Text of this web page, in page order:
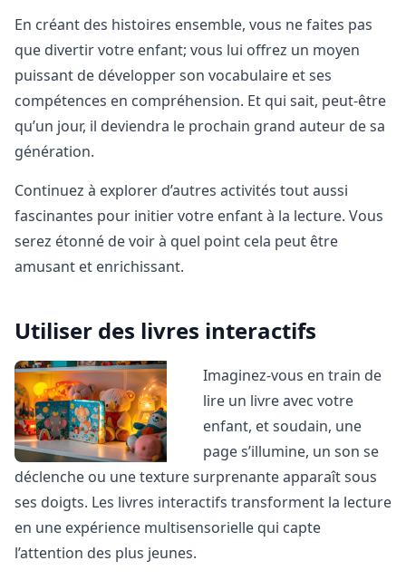
En créant des histoires ensemble, vous ne faites pas
que divertir votre enfant; vous lui offrez un moyen
puissant de développer son vocabulaire et ses
compétences en compréhension. Et qui sait, peut-être
qu’un jour, il deviendra le prochain grand auteur de sa
génération.
Continuez à explorer d’autres activités tout aussi
fascinantes pour initier votre enfant à la lecture. Vous
serez étonné de voir à quel point cela peut être
amusant et enrichissant.
Utiliser des livres interactifs
Imaginez-vous en train de
lire un livre avec votre
enfant, et soudain, une
page s’illumine, un son se
déclenche ou une texture surprenante apparaît sous
ses doigts. Les livres interactifs transforment la lecture
en une expérience multisensorielle qui capte
l’attention des plus jeunes.